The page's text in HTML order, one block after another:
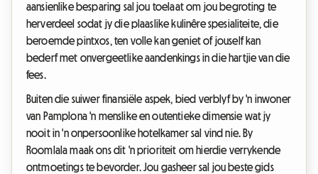
aansienlike besparing sal jou toelaat om jou begroting te
herverdeel sodat jy die plaaslike kulinêre spesialiteite, die
beroemde pintxos, ten volle kan geniet of jouself kan
bederf met onvergeetlike aandenkings in die hartjie van die
fees.
Buiten die suiwer finansiële aspek, bied verblyf by 'n inwoner
van Pamplona 'n menslike en outentieke dimensie wat jy
nooit in 'n onpersoonlike hotelkamer sal vind nie. By
Roomlala maak ons dit 'n prioriteit om hierdie verrykende
ontmoetings te bevorder. Jou gasheer sal jou beste gids